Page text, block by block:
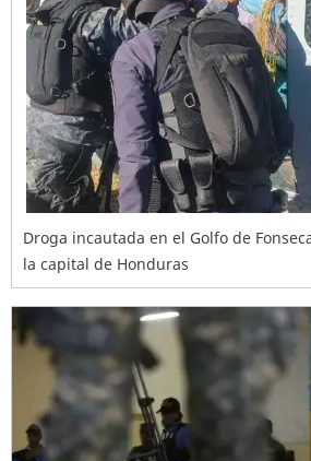
Droga incautada en el Golfo de
la capital de Honduras